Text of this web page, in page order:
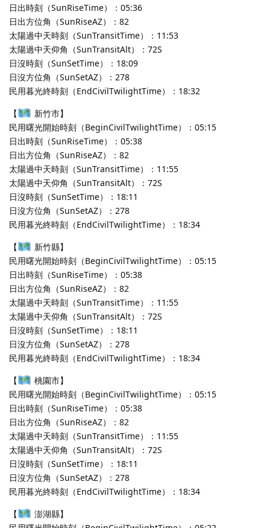
日出時刻（SunRiseTime）：05:36
日出方位角（SunRiseAZ）：82
太陽過中天時刻（SunTransitTime）：11:53
太陽過中天仰角（SunTransitAlt）：72S
日沒時刻（SunSetTime）：18:09
日沒方位角（SunSetAZ）：278
民用暮光終時刻（EndCivilTwilightTime）：18:32
【
新竹市】
民用曙光開始時刻（BeginCivilTwilightTime）：05:15
日出時刻（SunRiseTime）：05:38
日出方位角（SunRiseAZ）：82
太陽過中天時刻（SunTransitTime）：11:55
太陽過中天仰角（SunTransitAlt）：72S
日沒時刻（SunSetTime）：18:11
日沒方位角（SunSetAZ）：278
民用暮光終時刻（EndCivilTwilightTime）：18:34
【
新竹縣】
民用曙光開始時刻（BeginCivilTwilightTime）：05:15
日出時刻（SunRiseTime）：05:38
日出方位角（SunRiseAZ）：82
太陽過中天時刻（SunTransitTime）：11:55
太陽過中天仰角（SunTransitAlt）：72S
日沒時刻（SunSetTime）：18:11
日沒方位角（SunSetAZ）：278
民用暮光終時刻（EndCivilTwilightTime）：18:34
【
桃園市】
民用曙光開始時刻（BeginCivilTwilightTime）：05:15
日出時刻（SunRiseTime）：05:38
日出方位角（SunRiseAZ）：82
太陽過中天時刻（SunTransitTime）：11:55
太陽過中天仰角（SunTransitAlt）：72S
日沒時刻（SunSetTime）：18:11
日沒方位角（SunSetAZ）：278
民用暮光終時刻（EndCivilTwilightTime）：18:34
【
澎湖縣】